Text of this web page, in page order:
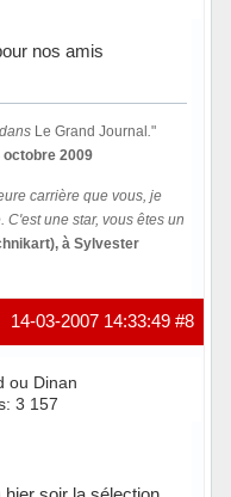
nos amis
Le Grand Journal."
octobre 2009
carrière que vous, je
une star, vous êtes un
à Sylvester
#8
14-03-2007 14:33:49
ou Dinan
3 157